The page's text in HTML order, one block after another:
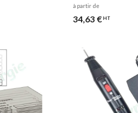
à partir de
34,63 € HT